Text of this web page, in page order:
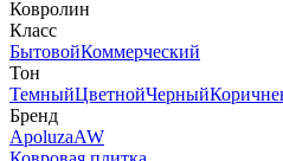
Ковролин
Класс
БытовойКоммерческий
Тон
ТемныйЦветнойЧерный
Бренд
ApoluzaAW